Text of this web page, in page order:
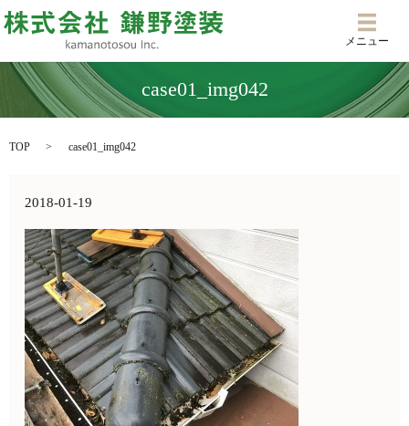
メニ
メニュー
case01_img042
TOP case01_img042
2018-01-19